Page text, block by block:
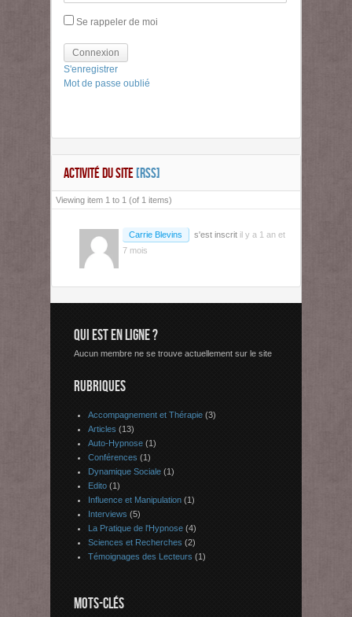
Se rappeler de moi
Connexion
S'enregistrer
Mot de passe oublié
ACTIVITÉ DU SITE [RSS]
Viewing item 1 to 1 (of 1 items)
Carrie Blevins s'est inscrit il y a 1 an et
7 mois
QUI EST EN LIGNE ?
Aucun membre ne se trouve actuellement sur le site
RUBRIQUES
Accompagnement et Thérapie (3)
Articles (13)
Auto-Hypnose (1)
Conférences (1)
Dynamique Sociale (1)
Edito (1)
Influence et Manipulation (1)
Interviews (5)
La Pratique de l'Hypnose (4)
Sciences et Recherches (2)
Témoignages des Lecteurs (1)
MOTS-CLÉS